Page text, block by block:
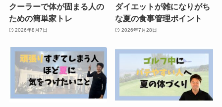
クーラーで体が固まる人の
ための簡単家トレ
2026年8月7日
ダイエットが雑になりがち
な夏の食事管理ポイント
2026年7月28日